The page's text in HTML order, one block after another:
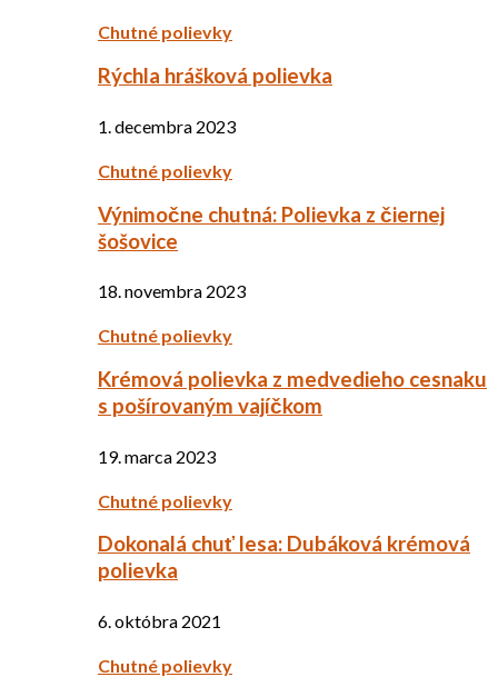
Chutné polievky
Rýchla hrášková polievka
1. decembra 2023
Chutné polievky
Výnimočne chutná: Polievka z čiernej
šošovice
18. novembra 2023
Chutné polievky
Krémová polievka z medvedieho cesnaku
s pošírovaným vajíčkom
19. marca 2023
Chutné polievky
Dokonalá chuť lesa: Dubáková krémová
polievka
6. októbra 2021
Chutné polievky